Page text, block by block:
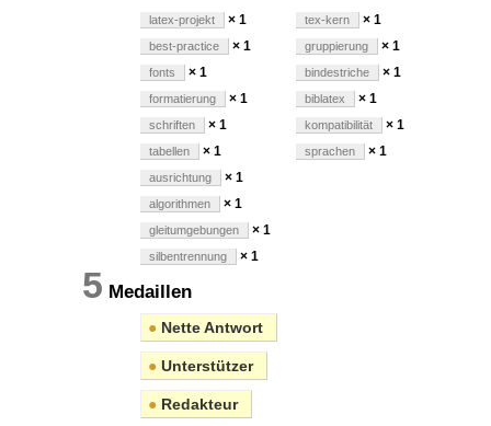
latex-projekt × 1
best-practice × 1
fonts × 1
formatierung × 1
schriften × 1
tabellen × 1
ausrichtung × 1
algorithmen × 1
gleitumgebungen × 1
silbentrennung × 1
tex-kern × 1
gruppierung × 1
bindestriche × 1
biblatex × 1
kompatibilität × 1
sprachen × 1
5 Medaillen
● Nette Antwort
● Unterstützer
● Redakteur